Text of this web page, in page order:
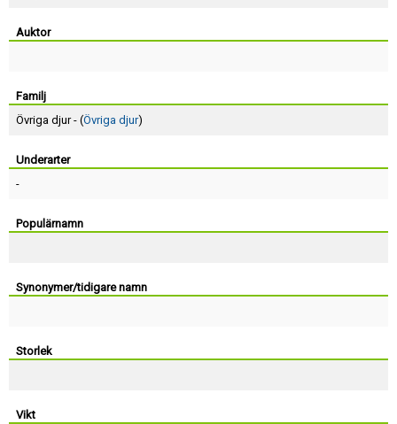
Auktor
Familj
Övriga djur - (Övriga djur)
Underarter
-
Populärnamn
Synonymer/tidigare namn
Storlek
Vikt